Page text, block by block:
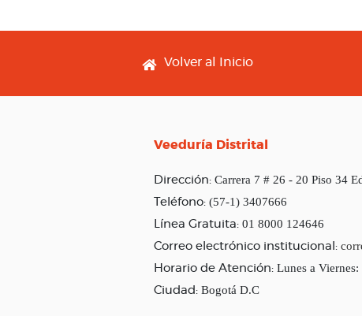
Footer menu
Volver al Inicio
Veeduría Distrital
Dirección: Carrera 7 # 26 - 20 Piso 34
Teléfono: (57-1) 3407666
Línea Gratuita: 01 8000 124646
Correo electrónico institucional:
Horario de Atención: Lunes a
Ciudad: Bogotá D.C